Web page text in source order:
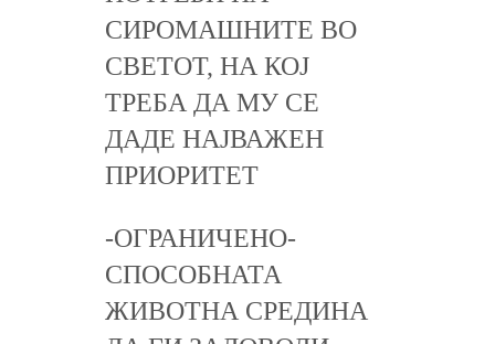
СИРОМАШНИТЕ ВО
СВЕТОТ, НА КОЈ
ТРЕБА ДА МУ СЕ
ДАДЕ НАЈВАЖЕН
ПРИОРИТЕТ
-ОГРАНИЧЕНО-
СПОСОБНАТА
ЖИВОТНА СРЕДИНА